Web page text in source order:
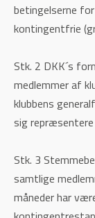
betingelserne
kontingentfrie
Stk. 2 DKK´s
medlemmer af
klubbens
sig
Stk. 3
samtlige
måneder har